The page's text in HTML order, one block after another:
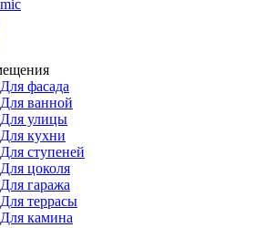
Для фасада
Для ванной
Для улицы
Для кухни
Для ступеней
Для цоколя
Для гаража
Для террасы
Для камина